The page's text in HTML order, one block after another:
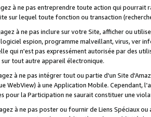
à ne pas entreprendre toute action qui
sur lequel toute fonction ou transaction
à ne pas inclure sur votre Site, afficher ou
espion, programme malveillant, virus, ver
qui n'est pas expressément autorisée par des
tout autre appareil électronique.
à ne pas intégrer tout ou partie d'un Site
WebView) à une Application Mobile. Cependant,
pour la Participation ne saurait constituer une
à ne pas poster ou fournir de Liens Spéciaux